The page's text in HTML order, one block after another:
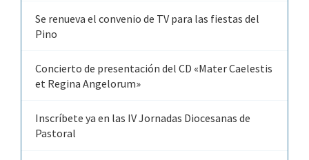
Se renueva el convenio de TV para las fiestas del
Pino
Concierto de presentación del CD «Mater Caelestis
et Regina Angelorum»
Inscríbete ya en las IV Jornadas Diocesanas de
Pastoral